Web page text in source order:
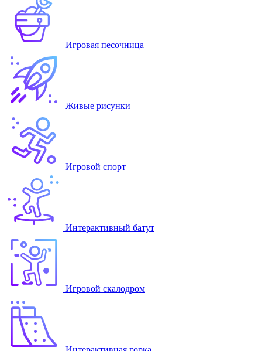
Игровая песочница
Живые рисунки
Игровой спорт
Интерактивный батут
Игровой скалодром